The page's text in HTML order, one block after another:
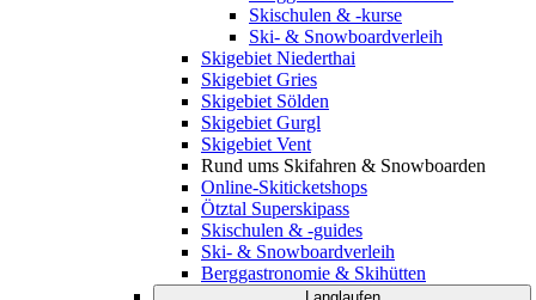
Skischulen & -kurse
Ski- & Snowboardverleih
Skigebiet Niederthai
Skigebiet Gries
Skigebiet Sölden
Skigebiet Gurgl
Skigebiet Vent
Rund ums Skifahren & Snowboarden
Online-Skiticketshops
Ötztal Superskipass
Skischulen & -guides
Ski- & Snowboardverleih
Berggastronomie & Skihütten